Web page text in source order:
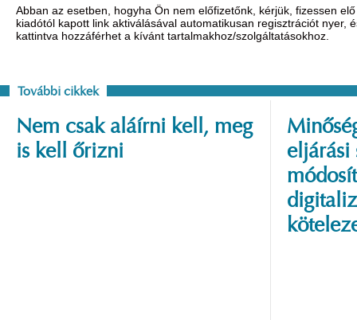
Abban az esetben, hogyha Ön nem előfizetőnk, kérjük, fizessen
kiadótól kapott link aktiválásával automatikusan regisztrációt nyer,
kattintva hozzáférhet a kívánt tartalmakhoz/szolgáltatásokhoz.
További cikkek
Nem csak aláírni kell, meg
is kell őrizni
eljárási